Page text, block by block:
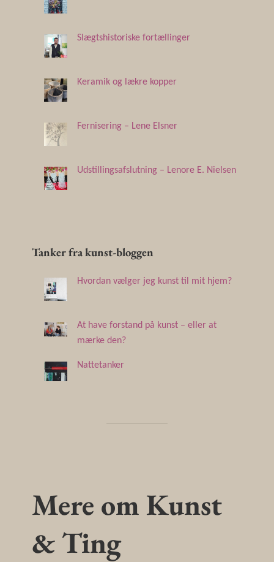
Slægtshistoriske fortællinger
Keramik og lækre kopper
Fernisering – Lene Elsner
Udstillingsafslutning – Lenore E. Nielsen
Tanker fra kunst-bloggen
Hvordan vælger jeg kunst til mit hjem?
At have forstand på kunst – eller at
mærke den?
Nattetanker
Mere om Kunst
& Ting